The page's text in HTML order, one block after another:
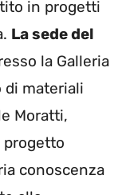
in progetti
La sede del
la Galleria
di materiali
Moratti,
conoscenza